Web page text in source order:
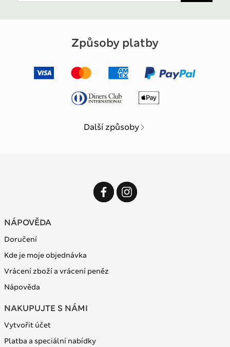
Způsoby platby
Další způsoby
NÁPOVĚDA
Doručení
Kde je moje objednávka
Vrácení zboží a vrácení peněz
Nápověda
NAKUPUJTE S NÁMI
Vytvořit účet
Platba a speciální nabídky